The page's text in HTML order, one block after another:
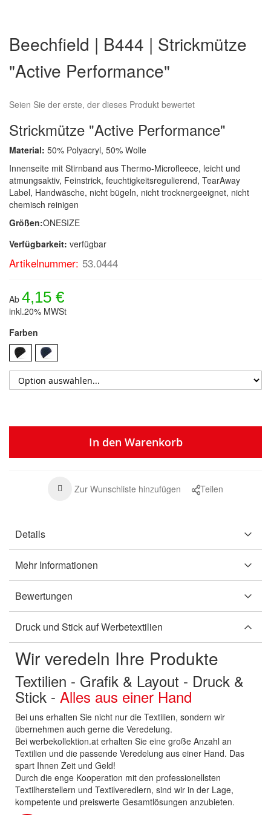
der
Bildergalerie
springen
Beechfield | B444 | Strickmütze
"Active Performance"
Seien Sie der erste, der dieses Produkt bewertet
Strickmütze "Active Performance"
Material: 50% Polyacryl, 50% Wolle
Innenseite mit Stirnband aus Thermo-Microfleece, leicht und
atmungsaktiv, Feinstrick, feuchtigkeitsregulierend, TearAway
Label, Handwäsche, nicht bügeln, nicht trocknergeeignet, nicht
chemisch reinigen
Größen:ONESIZE
Verfügbarkeit: verfügbar
Artikelnummer: 53.0444
Ab 4,15 €
inkl.20% MWSt
Farben
In den Warenkorb
Zur Wunschliste hinzufügen Teilen
Details
Mehr Informationen
Bewertungen
Druck und Stick auf Werbetextilien
Wir veredeln Ihre Produkte
Textilien - Grafik & Layout - Druck &
Stick - Alles aus einer Hand
Bei uns erhalten Sie nicht nur die Textilien, sondern wir
übernehmen auch gerne die Veredelung.
Bei werbekollektion.at erhalten Sie eine große Anzahl an
Textilien und die passende Veredelung aus einer Hand. Das
spart Ihnen Zeit und Geld!
Durch die enge Kooperation mit den professionellsten
Textilherstellern und Textilveredlern, sind wir in der Lage,
kompetente und preiswerte Gesamtlösungen anzubieten.